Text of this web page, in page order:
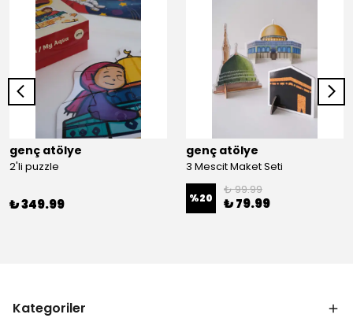
genç atölye
2'li puzzle
₺ 349.99
genç atölye
3 Mescit Maket Seti
%20
₺ 99.99
₺ 79.99
Kategoriler